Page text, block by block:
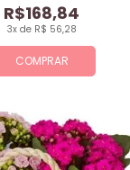
COMPRAR
3x de R$ 56,28
R$168,84